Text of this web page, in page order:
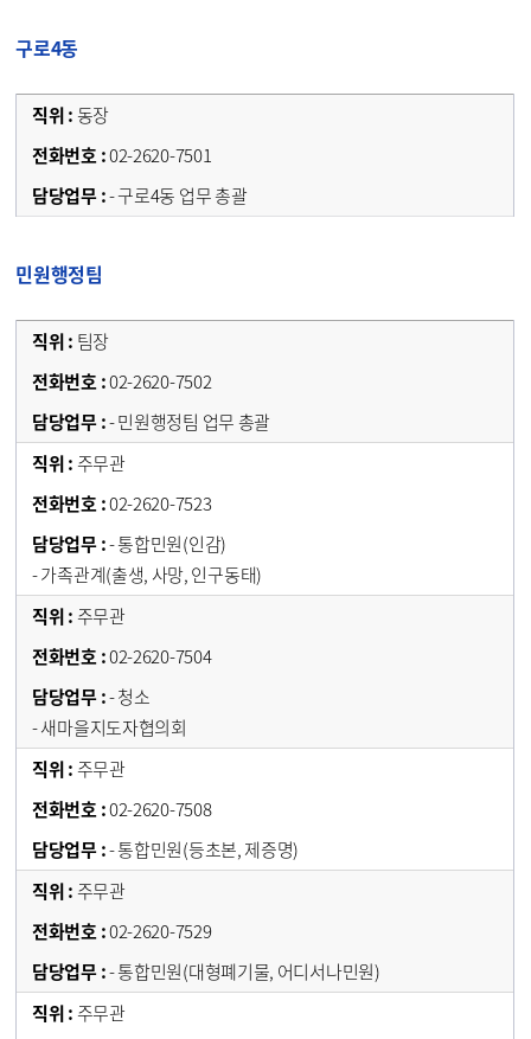
구로4동
동장
02-2620-7501
- 구로4동 업무 총괄
민원행정팀
팀장
02-2620-7502
- 민원행정팀 업무 총괄
주무관
02-2620-7523
- 통합민원(인감)
- 가족관계(출생, 사망, 인구동태)
주무관
02-2620-7504
- 청소
- 새마을지도자협의회
주무관
02-2620-7508
- 통합민원(등초본, 제증명)
주무관
02-2620-7529
- 통합민원(대형폐기물, 어디서나민원)
주무관